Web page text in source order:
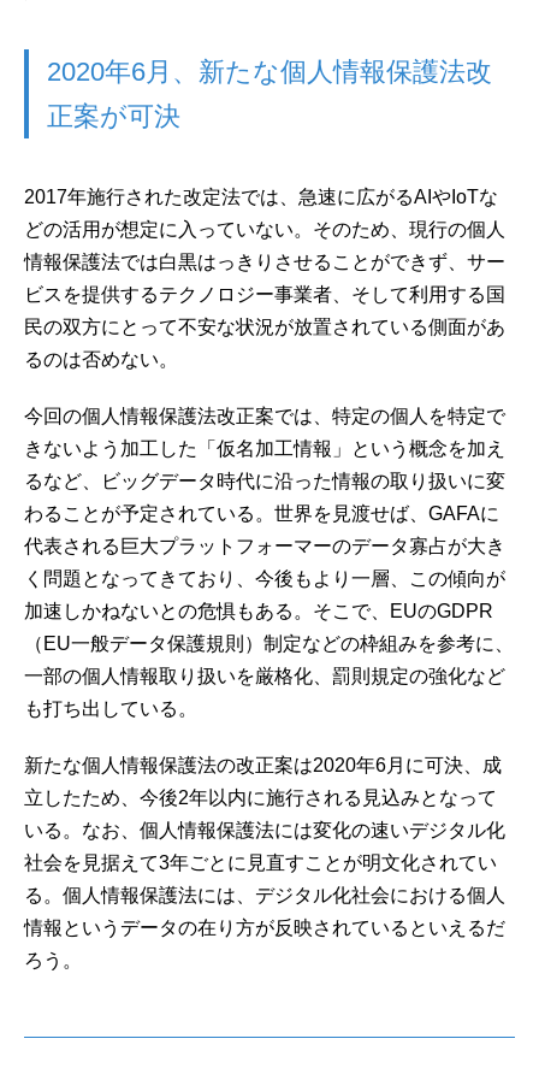
2020年6月、新たな個人情報保護法改
正案が可決
2017年施行された改定法では、急速に広がるAIやIoTな
どの活用が想定に入っていない。そのため、現行の個人
情報保護法では白黒はっきりさせることができず、サー
ビスを提供するテクノロジー事業者、そして利用する国
民の双方にとって不安な状況が放置されている側面があ
るのは否めない。
今回の個人情報保護法改正案では、特定の個人を特定で
きないよう加工した「仮名加工情報」という概念を加え
るなど、ビッグデータ時代に沿った情報の取り扱いに変
わることが予定されている。世界を見渡せば、GAFAに
代表される巨大プラットフォーマーのデータ寡占が大き
く問題となってきており、今後もより一層、この傾向が
加速しかねないとの危惧もある。そこで、EUのGDPR
（EU一般データ保護規則）制定などの枠組みを参考に、
一部の個人情報取り扱いを厳格化、罰則規定の強化など
も打ち出している。
新たな個人情報保護法の改正案は2020年6月に可決、成
立したため、今後2年以内に施行される見込みとなって
いる。なお、個人情報保護法には変化の速いデジタル化
社会を見据えて3年ごとに見直すことが明文化されてい
る。個人情報保護法には、デジタル化社会における個人
情報というデータの在り方が反映されているといえるだ
ろう。